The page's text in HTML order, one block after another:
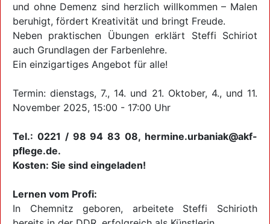
und ohne Demenz sind herzlich willkommen – Malen
beruhigt, fördert Kreativität und bringt Freude.
Neben praktischen Übungen erklärt Steffi Schiriot
auch Grundlagen der Farbenlehre.
Ein einzigartiges Angebot für alle!
Termin: dienstags, 7., 14. und 21. Oktober, 4., und 11.
November 2025, 15:00 - 17:00 Uhr
Tel.: 0221 / 98 94 83 08, hermine.urbaniak@akf-
pflege.de.
Kosten: Sie sind eingeladen!
Lernen vom Profi:
In Chemnitz geboren, arbeitete Steffi Schirioth